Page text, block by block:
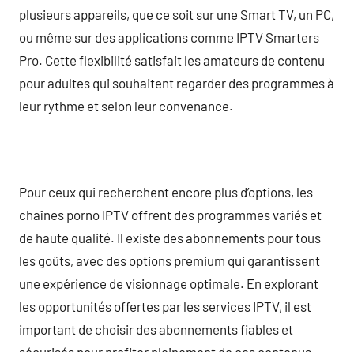
plusieurs appareils, que ce soit sur une Smart TV, un PC,
ou même sur des applications comme IPTV Smarters
Pro. Cette flexibilité satisfait les amateurs de contenu
pour adultes qui souhaitent regarder des programmes à
leur rythme et selon leur convenance.
Pour ceux qui recherchent encore plus d’options, les
chaînes porno IPTV offrent des programmes variés et
de haute qualité. Il existe des abonnements pour tous
les goûts, avec des options premium qui garantissent
une expérience de visionnage optimale. En explorant
les opportunités offertes par les services IPTV, il est
important de choisir des abonnements fiables et